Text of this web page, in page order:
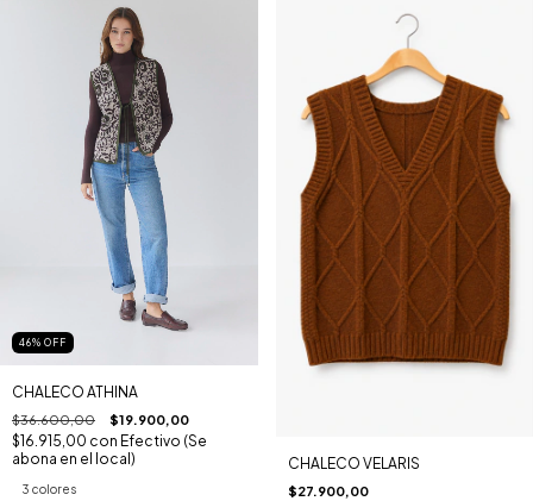
46% OFF
CHALECO ATHINA
$36.600,00 $19.900,00
$16.915,00 con Efectivo (Se
abona en el local)
3 colores
CHALECO VELARIS
$27.900,00